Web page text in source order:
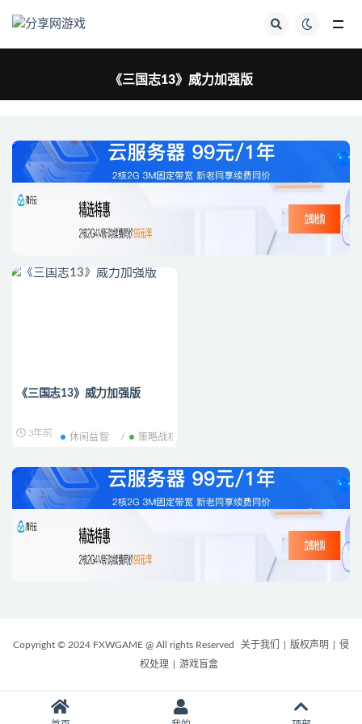
《三国志13》威力加强版
《三国志13》威力加强版
3年前 休闲益智 策略战棋
Copyright © 2024 FXWGAME @ All rights Reserved 关于我们 版权声明
侵
权处理
游戏盲盒